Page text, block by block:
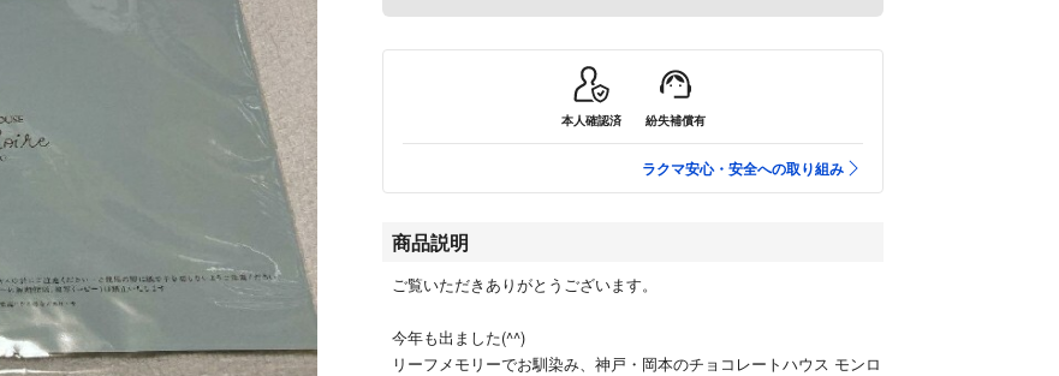
本人確認済 紛失補償有
ラクマ安心・安全への取り組み
商品説明
ご覧いただきありがとうございます。
今年も出ました(^^)
リーフメモリーでお馴染み、神戸・岡本のチョコレートハウス モンロ